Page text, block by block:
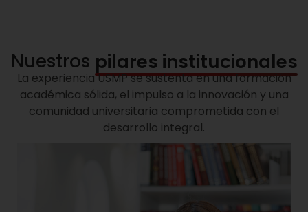
Nuestros pilares institucionales
La experiencia USMP se sustenta en una formación
académica sólida, el impulso a la innovación y una
comunidad universitaria comprometida con el
desarrollo integral.